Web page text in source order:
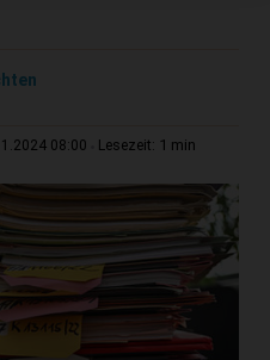
08:00 Lesezeit: 1 min